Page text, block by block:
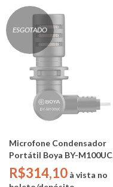
ESGOTADO
Microfone Condensador
Portátil Boya BY-M100UC
(entrada usb-c)
R$314,10 à vista no